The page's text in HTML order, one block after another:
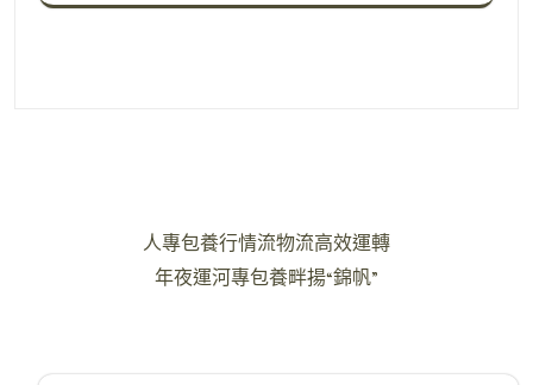
人專包養行情流物流高效運轉
年夜運河專包養畔揚“錦帆”